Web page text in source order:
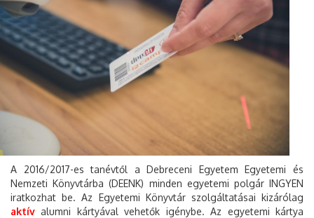
A 2016/2017-es tanévtől a Debreceni Egyetem Egyetemi és
Nemzeti Könyvtárba (DEENK) minden egyetemi polgár INGYEN
iratkozhat be. Az Egyetemi Könyvtár szolgáltatásai kizárólag
aktív alumni kártyával vehetők igénybe. Az egyetemi kártya